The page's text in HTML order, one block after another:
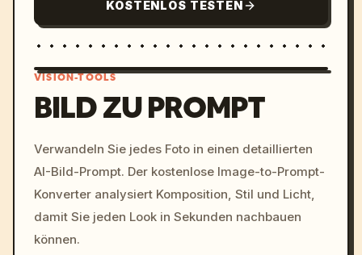
KOSTENLOS TESTEN
c, cyberpunk sunset, neon
colors, 8k --v 6.0
VISION-TOOLS
BILD ZU PROMPT
Verwandeln Sie jedes Foto in einen detaillierten
AI-Bild-Prompt. Der kostenlose Image-to-Prompt-
Konverter analysiert Komposition, Stil und Licht,
damit Sie jeden Look in Sekunden nachbauen
können.